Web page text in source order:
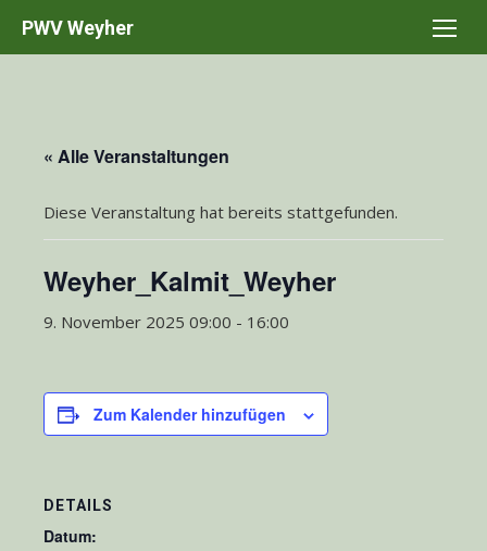
PWV Weyher
« Alle Veranstaltungen
Diese Veranstaltung hat bereits stattgefunden.
Weyher_Kalmit_Weyher
9. November 2025 09:00 - 16:00
Zum Kalender hinzufügen
DETAILS
Datum: